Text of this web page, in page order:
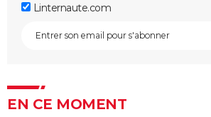
Linternaute.com
EN CE MOMENT